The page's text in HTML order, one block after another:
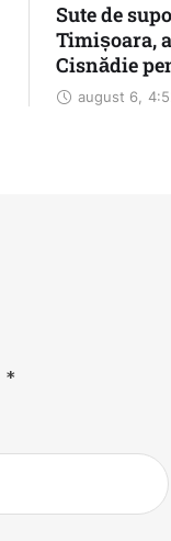
Sute de
Timișoara,
Cisnădie
Șelimbăr
august 6,
*